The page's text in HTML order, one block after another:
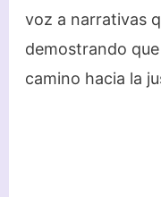
voz a narrativas
demostrando
camino hacia la